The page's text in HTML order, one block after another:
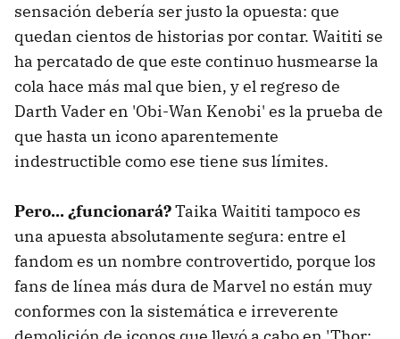
sensación debería ser justo la opuesta: que
quedan cientos de historias por contar. Waititi se
ha percatado de que este continuo husmearse la
cola hace más mal que bien, y el regreso de
Darth Vader en 'Obi-Wan Kenobi' es la prueba de
que hasta un icono aparentemente
indestructible como ese tiene sus límites.
Pero... ¿funcionará?Taika Waititi tampoco es
una apuesta absolutamente segura: entre el
fandom es un nombre controvertido, porque los
fans de línea más dura de Marvel no están muy
conformes con la sistemática e irreverente